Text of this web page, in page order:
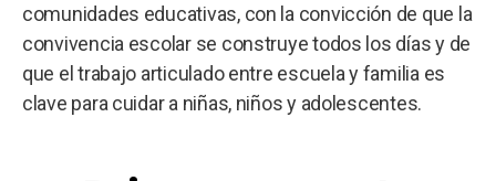
comunidades educativas, con la convicción de que la
convivencia escolar se construye todos los días y de
que el trabajo articulado entre escuela y familia es
clave para cuidar a niñas, niños y adolescentes.